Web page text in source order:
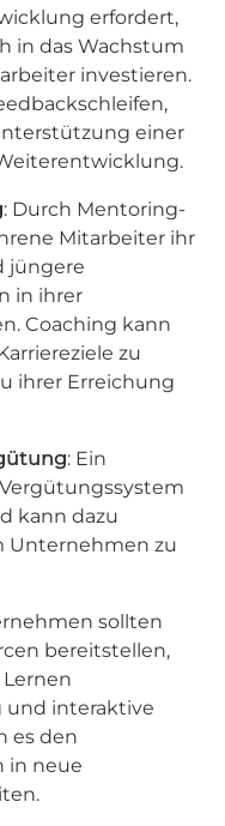
erfordert,
in das Wachstum
investieren.
einer
: Durch Mentoring-
Mitarbeiter ihr
jüngere
in ihrer
Coaching kann
zu
ihrer Erreichung
: Ein
kann dazu
Unternehmen zu
sollten
bereitstellen,
und interaktive
es den
in neue